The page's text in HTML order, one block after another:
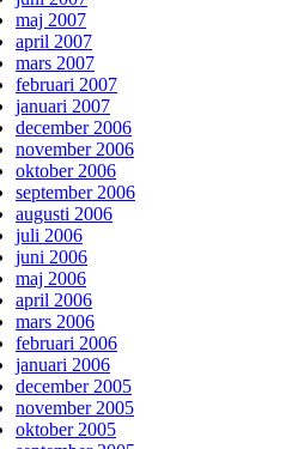
maj 2007
april 2007
mars 2007
februari 2007
januari 2007
december 2006
november 2006
oktober 2006
september 2006
augusti 2006
juli 2006
juni 2006
maj 2006
april 2006
mars 2006
februari 2006
januari 2006
december 2005
november 2005
oktober 2005